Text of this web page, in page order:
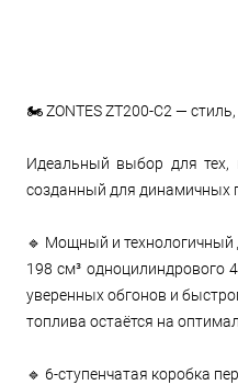
🏍️ ZONTES ZT200-C2 —
Идеальный выбор для тех,
созданный для динамичных
🔹 Мощный и технологичный
198 см³ одноцилиндрового
уверенных обгонов и
топлива остаётся на
🔹 6-ступенчатая коробка